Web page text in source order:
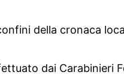
della cronaca
dai Carabinieri